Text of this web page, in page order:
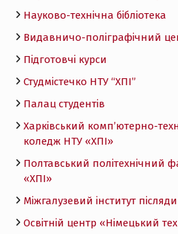
Науково-технічна бібліотека
Видавничо-поліграфічний
Підготовчі курси
Студмістечко НТУ “ХПІ”
Палац студентів
Харківський комп’ютерно-
коледж НТУ «ХПI»
Полтавський політехнічний
«ХПI»
Міжгалузевий інститут
Освітній центр «Німецький